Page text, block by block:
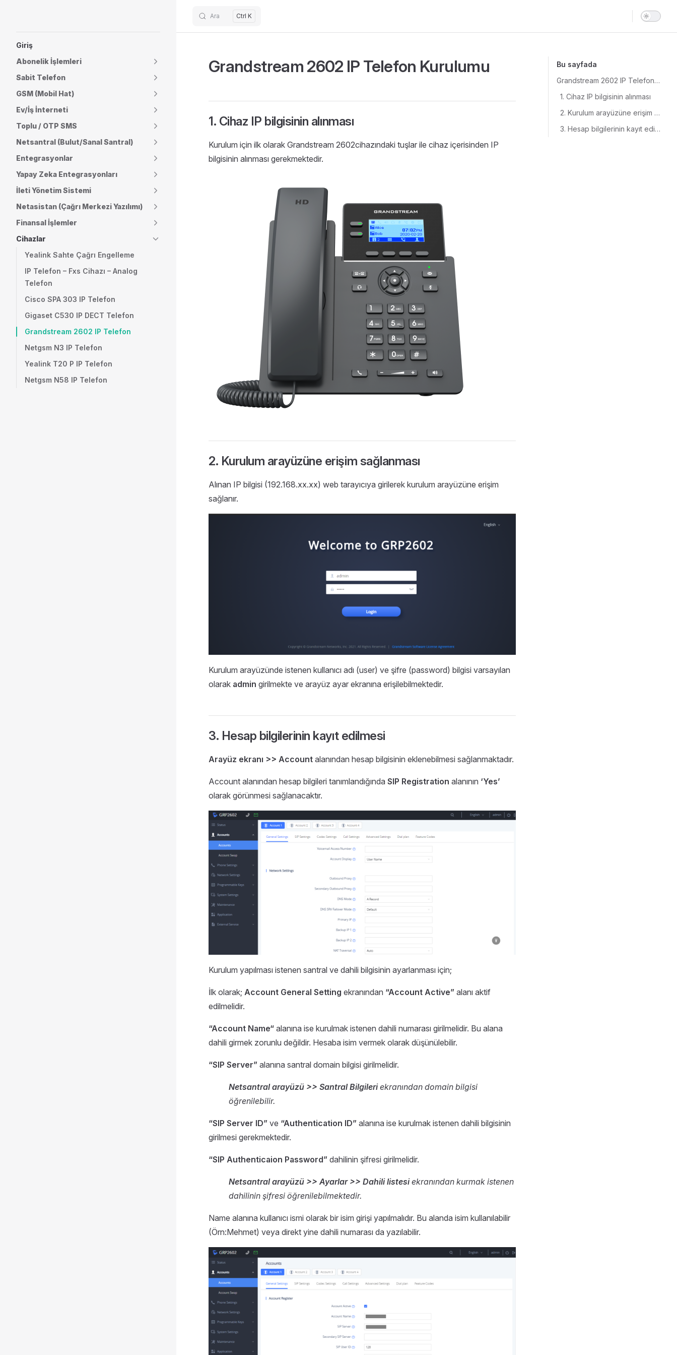
Ara Ctrl K
Main
Giriş
Abonelik İşlemleri
Sabit Telefon
GSM (Mobil Hat)
Ev/İş İnterneti
Toplu / OTP SMS
Netsantral (Bulut/Sanal Santral)
Entegrasyonlar
Yapay Zeka Entegrasyonları
İleti Yönetim Sistemi
Netasistan (Çağrı Merkezi Yazılımı)
Finansal İşlemler
Cihazlar
Yealink Sahte Çağrı Engelleme
IP Telefon – Fxs Cihazı – Analog
Telefon
Cisco SPA 303 IP Telefon
Gigaset C530 IP DECT Telefon
Grandstream 2602 IP Telefon
Netgsm N3 IP Telefon
Yealink T20 P IP Telefon
Netgsm N58 IP Telefon
Bu sayfada
Grandstream 2602 IP Telefon Kurulumu
1. Cihaz IP bilgisinin alınması
2. Kurulum arayüzüne erişim sağlanması
3. Hesap bilgilerinin kayıt edilmesi
Grandstream 2602 IP Telefon Kurulumu
1. Cihaz IP bilgisinin alınması
Kurulum için ilk olarak Grandstream 2602cihazındaki tuşlar ile cihaz içerisinden IP
bilgisinin alınması gerekmektedir.
2. Kurulum arayüzüne erişim sağlanması
Alınan IP bilgisi (192.168.xx.xx) web tarayıcıya girilerek kurulum arayüzüne erişim
sağlanır.
Kurulum arayüzünde istenen kullanıcı adı (user) ve şifre (password) bilgisi varsayılan
olarak admin girilmekte ve arayüz ayar ekranına erişilebilmektedir.
3. Hesap bilgilerinin kayıt edilmesi
Arayüz ekranı >> Account alanından hesap bilgisinin eklenebilmesi sağlanmaktadır.
Account alanından hesap bilgileri tanımlandığında SIP Registration alanının ‘Yes’
olarak görünmesi sağlanacaktır.
Kurulum yapılması istenen santral ve dahili bilgisinin ayarlanması için;
İlk olarak; Account General Setting ekranından “Account Active” alanı aktif
edilmelidir.
“Account Name“ alanına ise kurulmak istenen dahili numarası girilmelidir. Bu alana
dahili girmek zorunlu değildir. Hesaba isim vermek olarak düşünülebilir.
“SIP Server” alanına santral domain bilgisi girilmelidir.
Netsantral arayüzü >> Santral Bilgileriekranından domain bilgisi
öğrenilebilir.
“SIP Server ID” ve “Authentication ID” alanına ise kurulmak istenen dahili bilgisinin
girilmesi gerekmektedir.
“SIP Authenticaion Password” dahilinin şifresi girilmelidir.
Netsantral arayüzü >> Ayarlar >> Dahili listesiekranından kurmak istenen
dahilinin şifresi öğrenilebilmektedir.
Name alanına kullanıcı ismi olarak bir isim girişi yapılmalıdır. Bu alanda isim kullanılabilir
(Örn:Mehmet) veya direkt yine dahili numarası da yazılabilir.